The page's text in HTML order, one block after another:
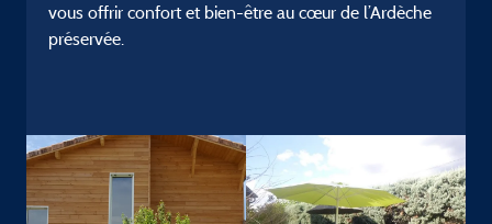
vous offrir confort et bien-être au cœur de l’Ardèche
préservée.